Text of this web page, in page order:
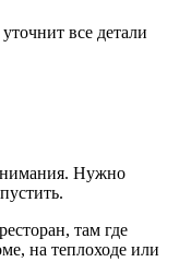
все детали
Нужно
там где
на теплоходе или